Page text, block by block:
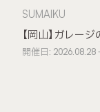
【岡山】ガレー
SUMAIKU
開催日: 2026.08.28